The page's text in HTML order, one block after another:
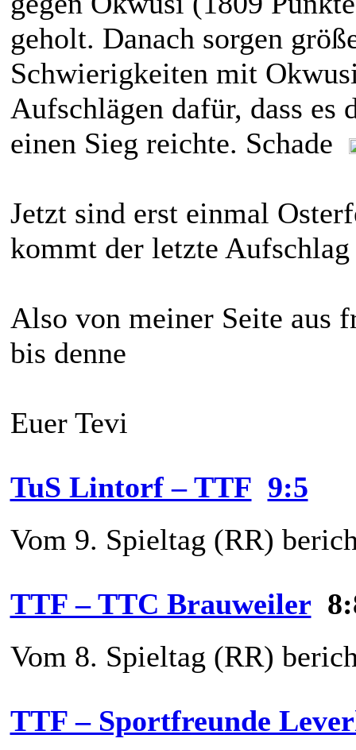
geholt. Danach sorgen
Schwierigkeiten mit
Aufschlägen dafür, dass es
einen Sieg reichte. Schade
Jetzt sind erst einmal
kommt der letzte
Also von meiner Seite aus
bis denne
Euer Tevi
TuS Lintorf – TTF 9:5
Vom 9. Spieltag (RR)
TTF – TTC Brauweiler
Vom 8. Spieltag (RR)
TTF – Sportfreunde